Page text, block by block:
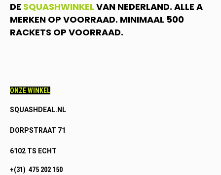
DE SQUASHWINKEL VAN NEDERLAND. ALLE A
MERKEN OP VOORRAAD. MINIMAAL 500
RACKETS OP VOORRAAD.
ONZE WINKEL
SQUASHDEAL.NL
DORPSTRAAT 71
6102 TS ECHT
+(31) 475 202 150